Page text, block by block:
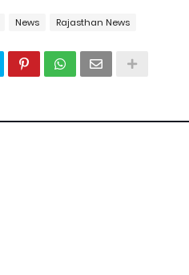
News Rajasthan News